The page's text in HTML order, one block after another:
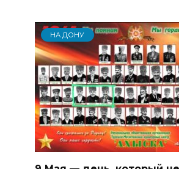
НА ДОНУ